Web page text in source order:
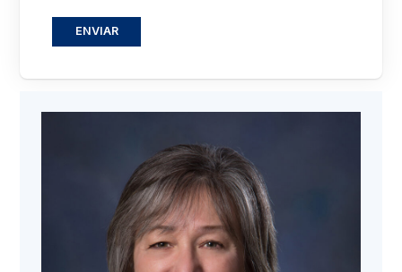
ENVIAR